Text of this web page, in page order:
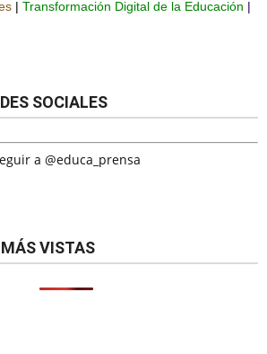
| Transformación Digital de la Educación |
SOCIALES
a @educa_prensa
VISTAS